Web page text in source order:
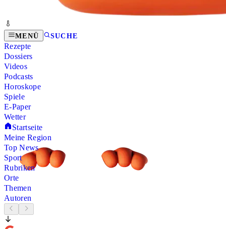
MENÜ SUCHE
Rezepte
Dossiers
Videos
Podcasts
Horoskope
Spiele
E-Paper
Wetter
Startseite
Meine Region
Top News
Sport
Rubriken
Orte
Themen
Autoren